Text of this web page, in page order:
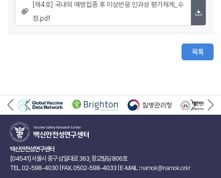
[제4호] 국내외 예방접종 후 이상반응 인과성 평가체계_수
정.pdf
목록
백신안전성연구센터
[04541] 서울시 중구 삼일대로 363, 장교빌딩 806호
TEL. 02-598-4030 | FAX. 0502-598-4033 | E-MAIL :namok@namok.or.kr